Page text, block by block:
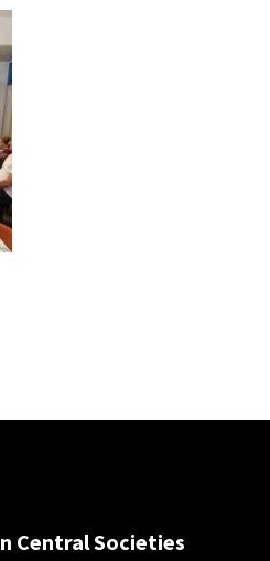
Central Societies